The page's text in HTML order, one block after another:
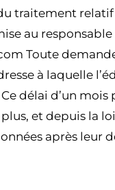
traitement
au
Toute
à laquelle
délai d’un
et depuis la
après leur